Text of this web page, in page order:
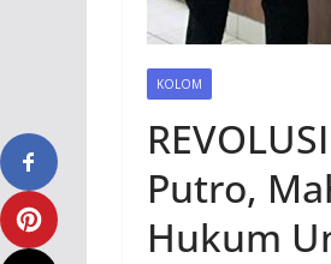
KOLOM
Putro,
Hukum